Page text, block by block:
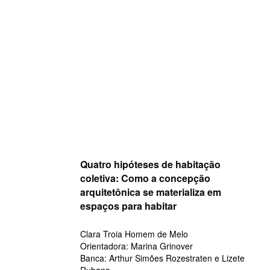
Quatro hipóteses de habitação
coletiva: Como a concepção
arquitetônica se materializa em
espaços para habitar
Clara Troia Homem de Melo
Orientadora: Marina Grinover
Banca: Arthur Simões Rozestraten e Lizete